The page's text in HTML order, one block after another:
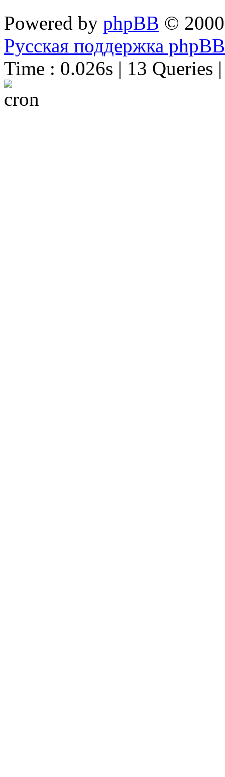
Powered by phpBB ©
Русская поддержка phpBB
Time : 0.026s | 13 Queries